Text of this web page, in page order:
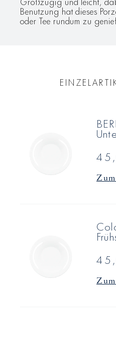
Benutzung hat dieses
oder Tee rundum zu